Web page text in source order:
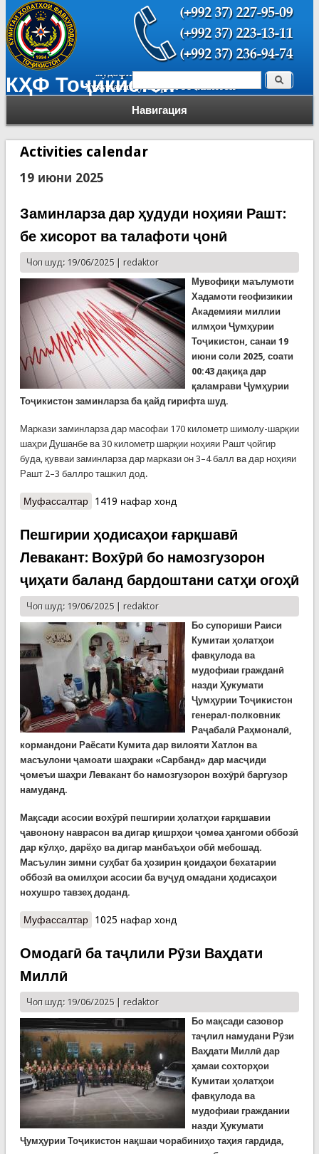
КҲФ Тоҷикистон
Навигация
Форма поиска Поиск
Activities calendar
19 июни 2025
Заминларза дар ҳудуди ноҳияи Рашт:
бе хисорот ва талафоти ҷонӣ
Чоп шуд: 19/06/2025 | redaktor
Мувофиқи маълумоти
Хадамоти геофизикии
Академияи миллии
илмҳои Ҷумҳурии
Тоҷикистон, санаи 19
июни соли 2025, соати
00:43 дақиқа дар
қаламрави Ҷумҳурии
Тоҷикистон заминларза ба қайд гирифта шуд.
Маркази заминларза дар масофаи 170 километр шимолу-шарқии
шаҳри Душанбе ва 30 километр шарқии ноҳияи Рашт ҷойгир
буда, қувваи заминларза дар маркази он 3–4 балл ва дар ноҳияи
Рашт 2–3 баллро ташкил дод.
Муфассалтаро Заминларза дар ҳудуди ноҳияи Рашт: бе
1419 нафар хонд
Пешгирии ҳодисаҳои ғарқшавӣ
Левакант: Вохӯрӣ бо намозгузорон
ҷиҳати баланд бардоштани сатҳи огоҳӣ
Чоп шуд: 19/06/2025 | redaktor
Бо супориши Раиси
Кумитаи ҳолатҳои
фавқулода ва
мудофиаи гражданӣ
назди Ҳукумати
Ҷумҳурии Тоҷикистон
генерал-полковник
Раҷабалӣ Раҳмоналӣ,
кормандони Раёсати Кумита дар вилояти Хатлон ва
масъулони ҷамоати шаҳраки «Сарбанд» дар масҷиди
ҷомеъи шаҳри Левакант бо намозгузорон вохӯрӣ баргузор
намуданд.
Мақсади асосии вохӯрӣ пешгирии ҳолатҳои ғарқшавии
ҷавонону наврасон ва дигар қишрҳои ҷомеа ҳангоми оббозӣ
дар кӯлҳо, дарёҳо ва дигар манбаъҳои обӣ мебошад.
Масъулин зимни суҳбат ба ҳозирин қоидаҳои бехатарии
оббозӣ ва омилҳои асосии ба вуҷуд омадани ҳодисаҳои
нохушро тавзеҳ доданд.
Муфассалтаро Пешгирии ҳодисаҳои ғарқшавӣ Левакант:
бардоштани сатҳи огоҳӣ
1025 нафар хонд
Омодагӣ ба таҷлили Рӯзи Ваҳдати
Миллӣ
Чоп шуд: 19/06/2025 | redaktor
Бо мақсади сазовор
таҷлил намудани Рӯзи
Ваҳдати Миллӣ дар
ҳамаи сохторҳои
Кумитаи ҳолатҳои
фавқулода ва
мудофиаи граждании
назди Ҳукумати
Ҷумҳурии Тоҷикистон нақшаи чорабиниҳо таҳия гардида,